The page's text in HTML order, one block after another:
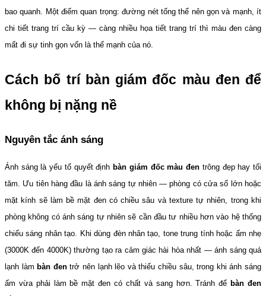
bao quanh. Một điểm quan trọng: đường nét tổng thể nên gọn và mạnh, ít
chi tiết trang trí cầu kỳ — càng nhiều họa tiết trang trí thì màu đen càng
mất đi sự tinh gọn vốn là thế mạnh của nó.
Cách bố trí bàn giám đốc màu đen để
không bị nặng nề
Nguyên tắc ánh sáng
Ánh sáng là yếu tố quyết định bàn giám đốc màu đen trông đẹp hay tối
tăm. Ưu tiên hàng đầu là ánh sáng tự nhiên — phòng có cửa sổ lớn hoặc
mặt kính sẽ làm bề mặt đen có chiều sâu và texture tự nhiên, trong khi
phòng không có ánh sáng tự nhiên sẽ cần đầu tư nhiều hơn vào hệ thống
chiếu sáng nhân tạo. Khi dùng đèn nhân tạo, tone trung tính hoặc ấm nhẹ
(3000K đến 4000K) thường tạo ra cảm giác hài hòa nhất — ánh sáng quá
lạnh làm bàn đen trở nên lạnh lẽo và thiếu chiều sâu, trong khi ánh sáng
ấm vừa phải làm bề mặt đen có chất và sang hơn. Tránh để bàn đen